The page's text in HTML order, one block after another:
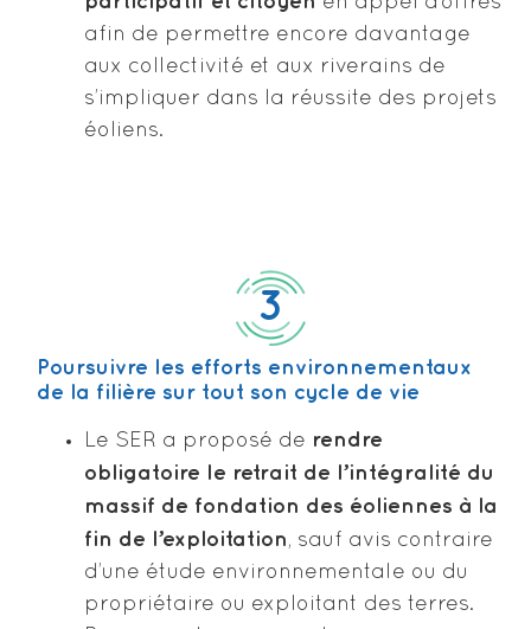
afin de permettre encore davantage
aux collectivité et aux riverains de
s’impliquer dans la réussite des projets
éoliens.
3
Poursuivre les efforts environnementaux
de la filière sur tout son cycle de vie
Le SER a proposé de rendre
obligatoire le retrait de l’intégralité du
massif de fondation des éoliennes à la
fin de l’exploitation, sauf avis contraire
d’une étude environnementale ou du
propriétaire ou exploitant des terres.